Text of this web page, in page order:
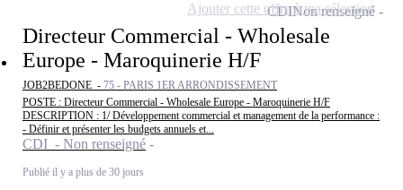
Directeur Commercial - Wholesale
Europe - Maroquinerie H/F
JOB2BEDONE - 75 - PARIS 1ER ARRONDISSEMENT
POSTE : Directeur Commercial - Wholesale Europe - Maroquinerie H/F
DESCRIPTION : 1/ Développement commercial et management de la performance :
- Définir et présenter les budgets annuels et...
CDI - Non renseigné
Publié il y a plus de 30 jours
CDINon renseigné
Ajouter cette offre à ma sélection